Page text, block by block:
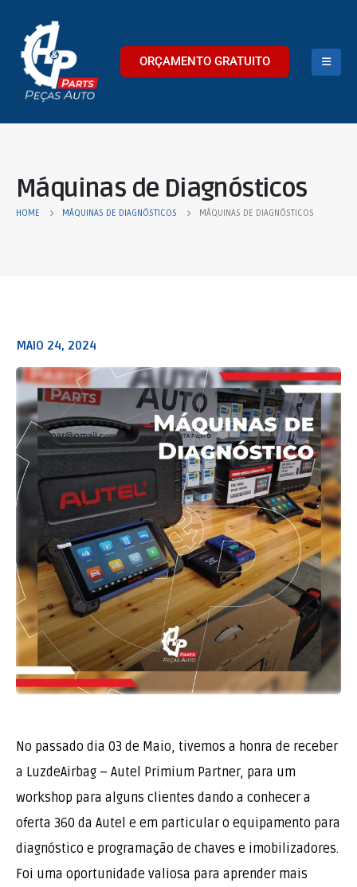
ORÇAMENTO GRATUITO
Máquinas de Diagnósticos
HOME MÁQUINAS DE DIAGNÓSTICOS MÁQUINAS DE DIAGNÓSTICOS
MAIO 24, 2024
No passado dia 03 de Maio, tivemos a honra de receber
a LuzdeAirbag – Autel Primium Partner, para um
workshop para alguns clientes dando a conhecer a
oferta 360 da Autel e em particular o equipamento para
diagnóstico e programação de chaves e imobilizadores.
Foi uma oportunidade valiosa para aprender mais